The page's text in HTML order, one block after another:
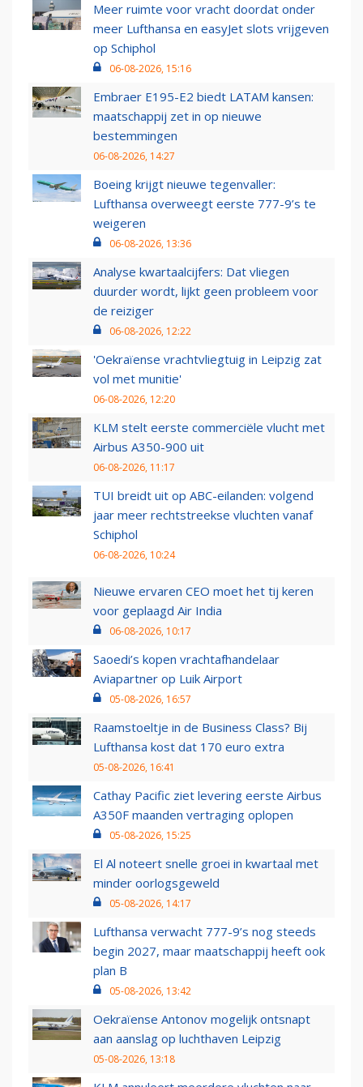
Meer ruimte voor vracht doordat onder
meer Lufthansa en easyJet slots vrijgeven
op Schiphol
06-08-2026, 15:16
Embraer E195-E2 biedt LATAM kansen:
maatschappij zet in op nieuwe
bestemmingen
06-08-2026, 14:27
Boeing krijgt nieuwe tegenvaller:
Lufthansa overweegt eerste 777-9’s te
weigeren
06-08-2026, 13:36
Analyse kwartaalcijfers: Dat vliegen
duurder wordt, lijkt geen probleem voor
de reiziger
06-08-2026, 12:22
'Oekraïense vrachtvliegtuig in Leipzig zat
vol met munitie'
06-08-2026, 12:20
KLM stelt eerste commerciële vlucht met
Airbus A350-900 uit
06-08-2026, 11:17
TUI breidt uit op ABC-eilanden: volgend
jaar meer rechtstreekse vluchten vanaf
Schiphol
06-08-2026, 10:24
Nieuwe ervaren CEO moet het tij keren
voor geplaagd Air India
06-08-2026, 10:17
Saoedi’s kopen vrachtafhandelaar
Aviapartner op Luik Airport
05-08-2026, 16:57
Raamstoeltje in de Business Class? Bij
Lufthansa kost dat 170 euro extra
05-08-2026, 16:41
Cathay Pacific ziet levering eerste Airbus
A350F maanden vertraging oplopen
05-08-2026, 15:25
El Al noteert snelle groei in kwartaal met
minder oorlogsgeweld
05-08-2026, 14:17
Lufthansa verwacht 777-9’s nog steeds
begin 2027, maar maatschappij heeft ook
plan B
05-08-2026, 13:42
Oekraïense Antonov mogelijk ontsnapt
aan aanslag op luchthaven Leipzig
05-08-2026, 13:18